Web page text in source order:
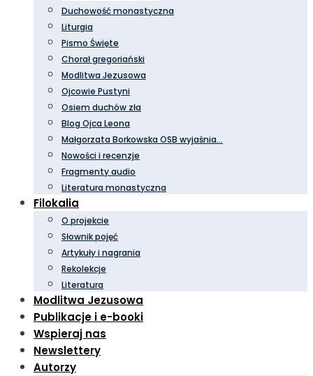
Duchowość monastyczna
Liturgia
Pismo Święte
Chorał gregoriański
Modlitwa Jezusowa
Ojcowie Pustyni
Osiem duchów zła
Blog Ojca Leona
Małgorzata Borkowska OSB wyjaśnia…
Nowości i recenzje
Fragmenty audio
Literatura monastyczna
Filokalia
O projekcie
Słownik pojęć
Artykuły i nagrania
Rekolekcje
Literatura
Modlitwa Jezusowa
Publikacje i e-booki
Wspieraj nas
Newslettery
Autorzy